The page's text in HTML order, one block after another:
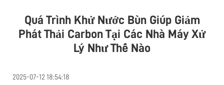
Quá Trình Khử Nước Bùn Giúp Giảm
Phát Thải Carbon Tại Các Nhà Máy Xử
Lý Như Thế Nào
2025-07-12 18:54:18